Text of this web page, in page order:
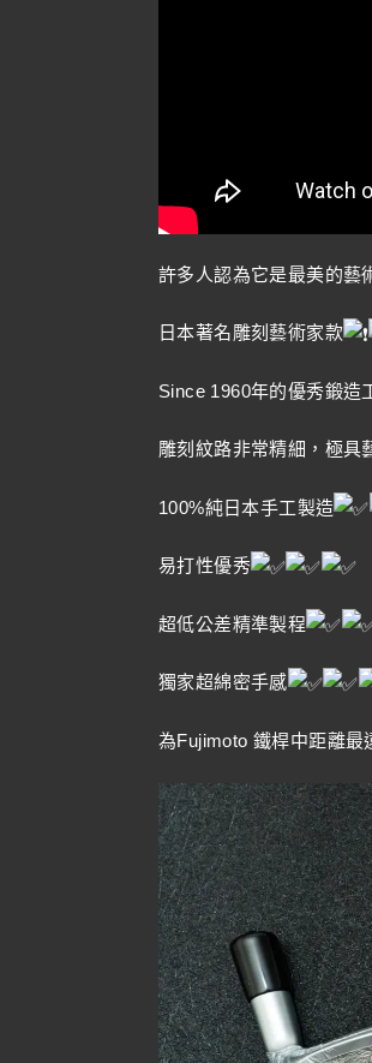
許多人認為它是最美的藝
日本著名雕刻藝術家款
Since 1960年的優秀鍛造
雕刻紋路非常精細，極具
100%純日本手工製造
易打性優秀
超低公差精準製程
獨家超綿密手感
為Fujimoto 鐵桿中距離最